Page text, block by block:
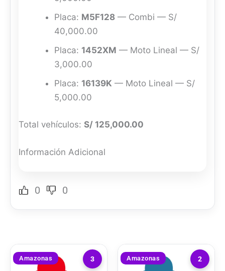
Placa: M5F128 — Combi — S/
40,000.00
Placa: 1452XM — Moto Lineal — S/
3,000.00
Placa: 16139K — Moto Lineal — S/
5,000.00
Total vehículos: S/ 125,000.00
Información Adicional
0 0
3
Amazonas 2
Amazonas